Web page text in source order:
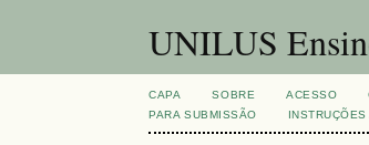
UNILUS
CAPA SOBRE ACESSO
PARA SUBMISSÃO